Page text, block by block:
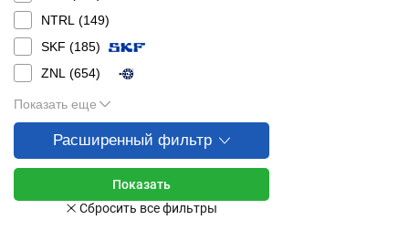
NTRL (149)
SKF (185)
ZNL (654)
Показать еще
Расширенный фильтр